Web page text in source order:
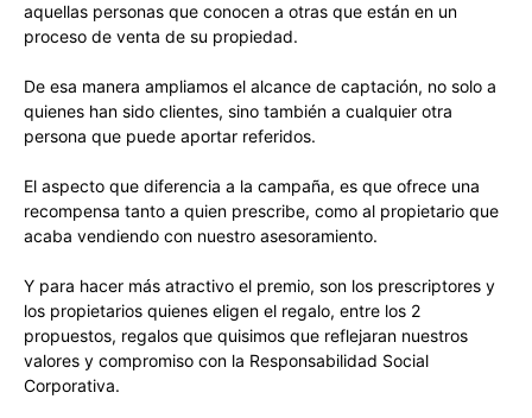
aquellas personas que conocen a otras que están en un
proceso de venta de su propiedad.
De esa manera ampliamos el alcance de captación, no solo a
quienes han sido clientes, sino también a cualquier otra
persona que puede aportar referidos.
El aspecto que diferencia a la campaña, es que ofrece una
recompensa tanto a quien prescribe, como al propietario que
acaba vendiendo con nuestro asesoramiento.
Y para hacer más atractivo el premio, son los prescriptores y
los propietarios quienes eligen el regalo, entre los 2
propuestos, regalos que quisimos que reflejaran nuestros
valores y compromiso con la Responsabilidad Social
Corporativa.